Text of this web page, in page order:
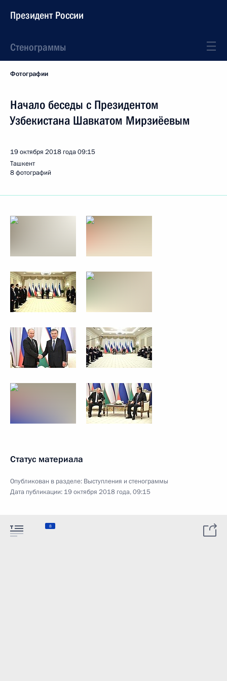
Президент России
Стенограммы
Фотографии
Начало беседы с Президентом
Узбекистана Шавкатом Мирзиёевым
19 октября 2018 года09:15
Ташкент
8 фотографий
Статус материала
Опубликован в разделе: Выступления и стенограммы
Дата публикации: 19 октября 2018 года, 09:15
8